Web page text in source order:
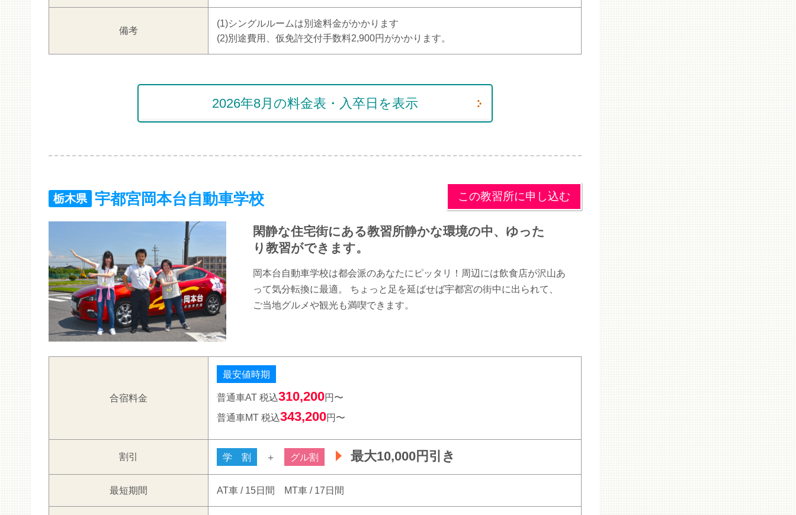
備考
(1)シングルルームは別途料金がかかります
(2)別途費用、仮免許交付手数料2,900円がかかります。
2026年8月の料金表・入卒日を表示
栃木県 宇都宮岡本台自動車学校
閑静な住宅街にある教習所静かな環境の中、ゆった
り教習ができます。
岡本台自動車学校は都会派のあなたにピッタリ！周辺には飲食店が沢山あ
って気分転換に最適。 ちょっと足を延ばせば宇都宮の街中に出られて、
ご当地グルメや観光も満喫できます。
この教習所に申し込む
合宿料金
最安値時期
普通車AT 税込310,200円〜
普通車MT 税込343,200円〜
割引 学 割 ＋ グル割 最大10,000円引き
最短期間 AT車 / 15日間 MT車 / 17日間